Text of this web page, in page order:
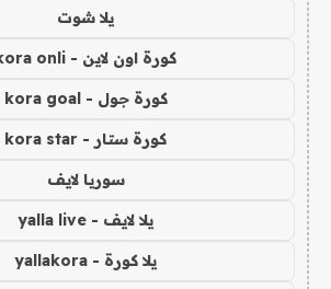
يلا شوت
كورة اون لاين - kora onli
كورة جول - kora goal
كورة ستار - kora star
سوريا لايف
يلا لايف - yalla live
يلا كورة - yallakora